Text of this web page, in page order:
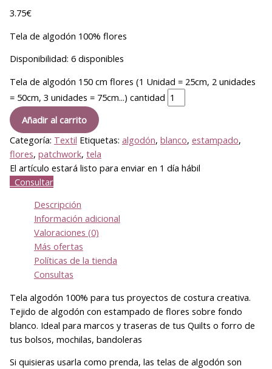
3.75€
Tela de algodón 100% flores
Disponibilidad: 6 disponibles
Tela de algodón 150 cm flores (1 Unidad = 25cm, 2 unidades
= 50cm, 3 unidades = 75cm...) cantidad
Añadir al carrito
Categoría: Textil Etiquetas: algodón, blanco, estampado,
flores, patchwork, tela
El artículo estará listo para enviar en 1 día hábil
Consultar
Descripción
Información adicional
Valoraciones (0)
Más ofertas
Políticas de la tienda
Consultas
Tela algodón 100% para tus proyectos de costura creativa.
Tejido de algodón con estampado de flores sobre fondo
blanco. Ideal para marcos y traseras de tus Quilts o forro de
tus bolsos, mochilas, bandoleras
Si quisieras usarla como prenda, las telas de algodón son